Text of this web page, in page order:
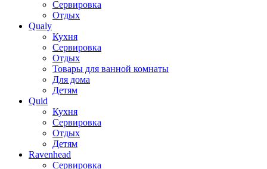
Сервировка
Отдых
Qualy
Кухня
Сервировка
Отдых
Товары для ванной комнаты
Для дома
Детям
Quid
Кухня
Сервировка
Отдых
Детям
Ravenhead
Сервировка